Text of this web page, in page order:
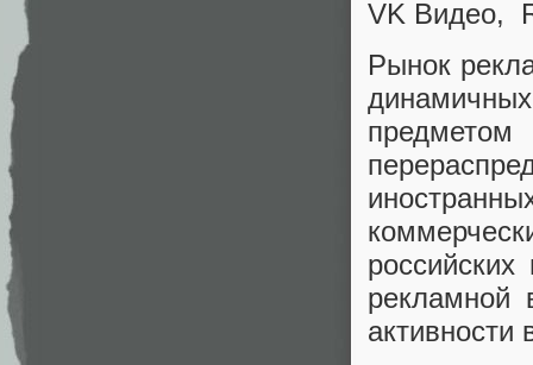
VK Видео,
Рынок
рекламной
активности